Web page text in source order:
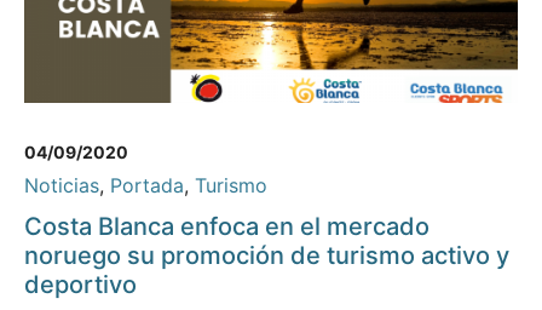
04/09/2020
Noticias, Portada, Turismo
Costa Blanca enfoca en el mercado
noruego su promoción de turismo activo y
deportivo